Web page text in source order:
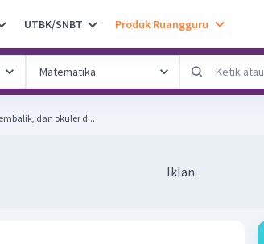
UTBK/SNBT Produk Ruangguru
dan okuler d...
Iklan